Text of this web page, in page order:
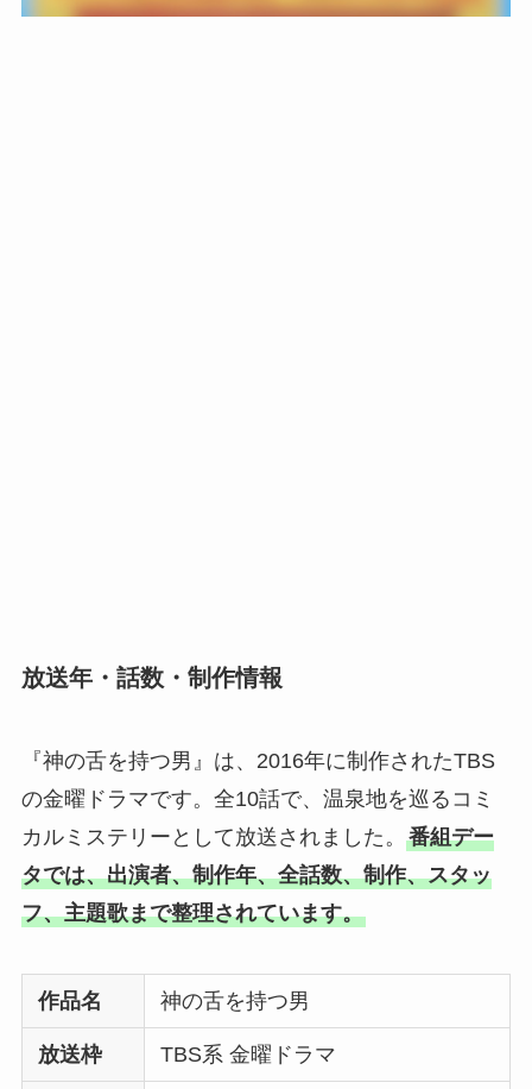
放送年・話数・制作情報
『神の舌を持つ男』は、2016年に制作されたTBS
の金曜ドラマです。全10話で、温泉地を巡るコミ
カルミステリーとして放送されました。 番組デー
タでは、出演者、制作年、全話数、制作、スタッ
フ、主題歌まで整理されています。
作品名 神の舌を持つ男
放送枠 TBS系 金曜ドラマ